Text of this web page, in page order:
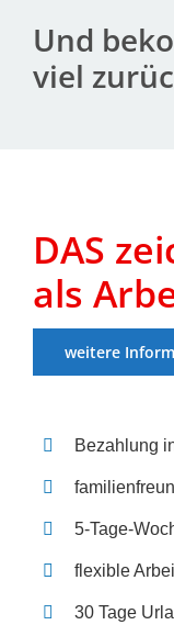
Und
viel
DAS
als
wei­te­re
Bezah­lung
5‑Ta­ge-
fle­xi­ble
30 Tage